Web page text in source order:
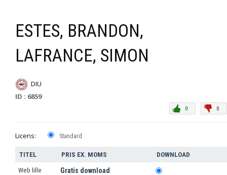
ESTES, BRANDON,
LAFRANCE, SIMON
DIU
ID : 6859
0
0
Licens: Standard
TITEL PRIS EX. MOMS DOWNLOAD
Web lille Gratis download